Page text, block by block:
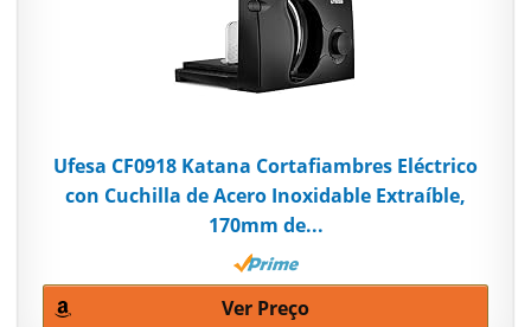
Ufesa CF0918 Katana Cortafiambres Eléctrico
con Cuchilla de Acero Inoxidable Extraíble,
170mm de...
Ver Preço